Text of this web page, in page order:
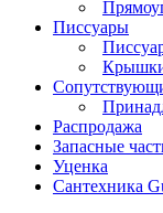
Писсуары
Крышки
Распродажа
Запасные
Уценка
Сантехника